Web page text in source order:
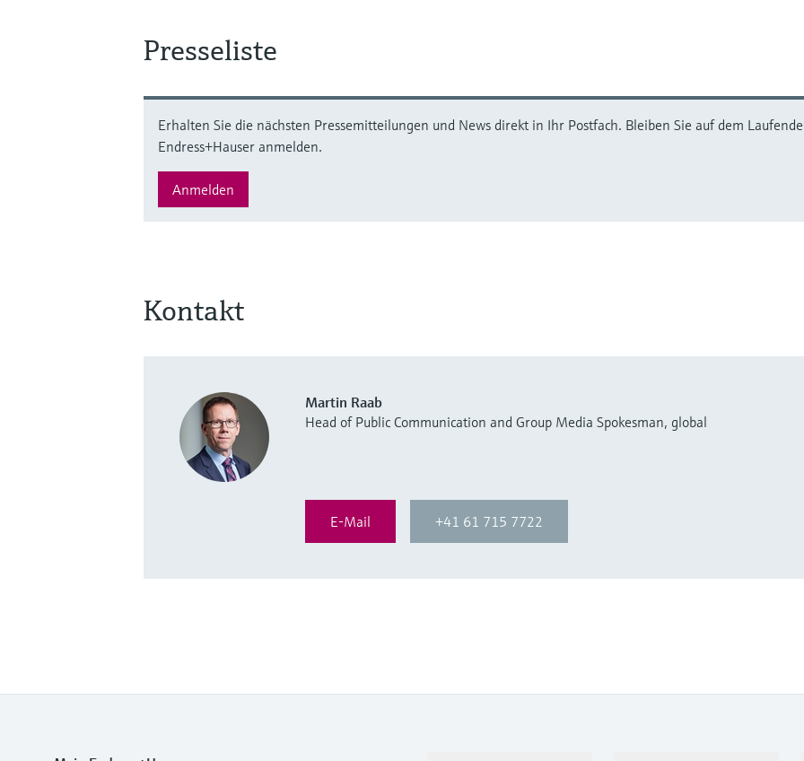
Presseliste
Erhalten Sie die nächsten Pressemitteilungen und News direkt in Ihr Postfach. Bleiben Sie auf dem
Endress+Hauser anmelden.
Anmelden
Kontakt
Martin Raab
Head of Public Communication and Group Media Spokesman, global
E-Mail +41 61 715 7722